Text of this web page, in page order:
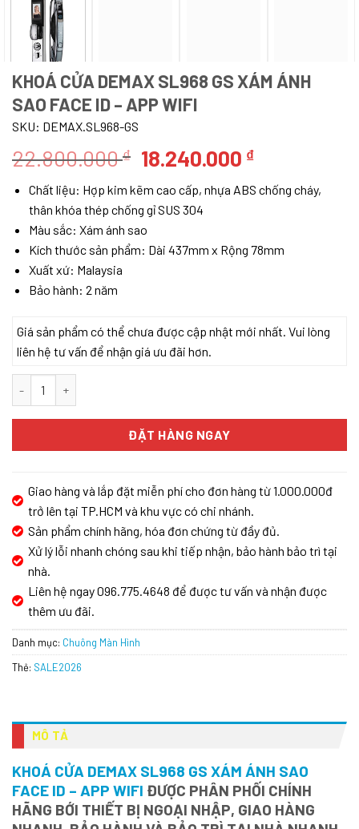
KHOÁ CỬA DEMAX SL968 GS XÁM ÁNH
SAO FACE ID – APP WIFI
SKU: DEMAX.SL968-GS
22.800.000₫ Giá
là:
22.800.000 ₫.
18.240.000 ₫Giá
hiện
tại
18.240.000
Chất liệu: Hợp kim kẽm cao cấp, nhựa ABS chống cháy,
thân khóa thép chống gỉ SUS 304
Màu sắc: Xám ánh sao
Kích thước sản phẩm: Dài 437mm x Rộng 78mm
Xuất xứ: Malaysia
Bảo hành: 2 năm
Giá sản phẩm có thể chưa được cập nhật mới nhất. Vui lòng
liên hệ tư vấn để nhận giá ưu đãi hơn.
ĐẶT HÀNG NGAY
Giao hàng và lắp đặt miễn phí cho đơn hàng từ 1.000.000đ
trở lên tại TP.HCM và khu vực có chi nhánh.
Sản phẩm chính hãng, hóa đơn chứng từ đầy đủ.
Xử lý lỗi nhanh chóng sau khi tiếp nhận, bảo hành bảo trì tại
nhà.
Liên hệ ngay 096.775.4648 để được tư vấn và nhận được
thêm ưu đãi.
Danh mục: Chuông Màn Hình
Thẻ: SALE2026
MÔ TẢ
KHOÁ CỬA DEMAX SL968 GS XÁM ÁNH SAO
FACE ID – APP WIFI ĐƯỢC PHÂN PHỐI CHÍNH
HÃNG BỚI THIẾT BỊ NGOẠI NHẬP, GIAO HÀNG